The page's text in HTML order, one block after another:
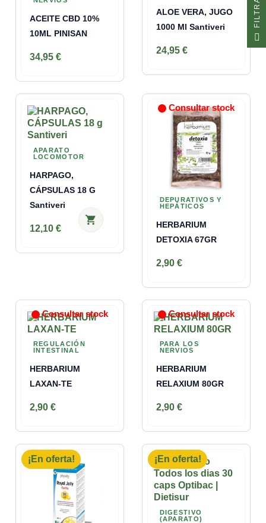
ACEITE CBD 10%
10ML PINISAN
34,95 €
ALOE VERA, JUGO
1000 Ml Santiveri
24,95 €
APARATO
LOCOMOTOR
HARPAGO,
CÁPSULAS 18 G
Santiveri
12,10 €
shopping_cart
DEPURATIVOS Y
HEPÁTICOS
HERBARIUM
DETOXIA 67GR
2,90 €
Consultar stock
REGULACIÓN
INTESTINAL
HERBARIUM
LAXAN-TE
2,90 €
Consultar stock
PARA LOS
NERVIOS
HERBARIUM
RELAXIUM 80GR
2,90 €
Consultar stock
¡En oferta!
DIGESTIVO
(APARATO)
¡En oferta!
R